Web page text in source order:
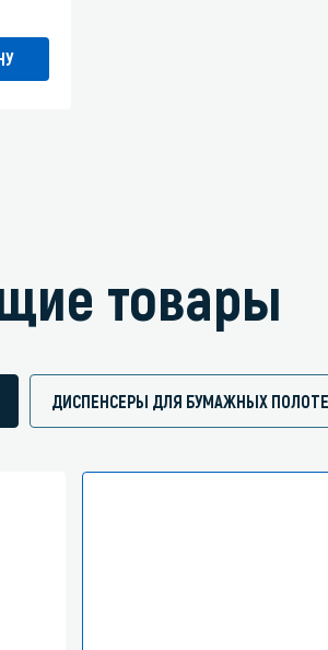
товары
ДИСПЕНСЕРЫ ДЛЯ БУМАЖНЫХ